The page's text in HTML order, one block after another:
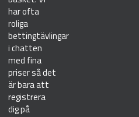
har ofta
roliga
bettingtävlingar
i chatten
med fina
priser så det
är bara att
registrera
dig på